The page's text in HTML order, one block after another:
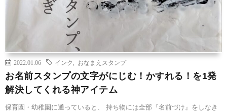
2022.01.06 インク おなまえスタンプ
お名前スタンプの文字がにじむ！かすれる！を1発
解決してくれる神アイテム
保育園・幼稚園に通っていると、 持ち物には全部『名前づけ』をしなき